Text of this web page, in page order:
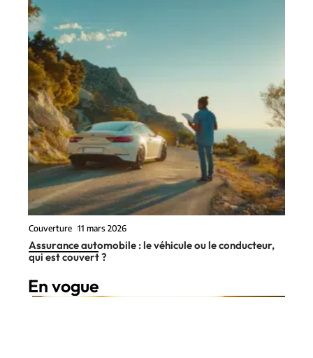
Couverture 11 mars 2026
Assurance automobile : le véhicule ou le conducteur,
qui est couvert ?
En vogue